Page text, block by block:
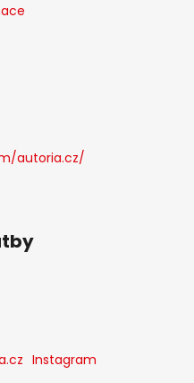
autoria.cz/
Instagram